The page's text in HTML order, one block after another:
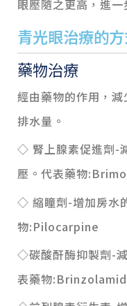
眼壓隨之更高，進一
青光眼治療的
藥物治療
經由藥物的作用，
排水量。
◇ 腎上腺素促進劑-
壓。代表藥物
◇ 縮瞳劑-增加房水
物:Pilocarpine
◇碳酸酐酶抑製劑-
表藥物